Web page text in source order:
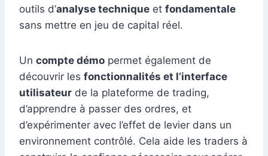
outils d’analyse technique et fondamentale
sans mettre en jeu de capital réel.
Un compte démo permet également de
découvrir les fonctionnalités et l’interface
utilisateur de la plateforme de trading,
d’apprendre à passer des ordres, et
d’expérimenter avec l’effet de levier dans un
environnement contrôlé. Cela aide les traders à